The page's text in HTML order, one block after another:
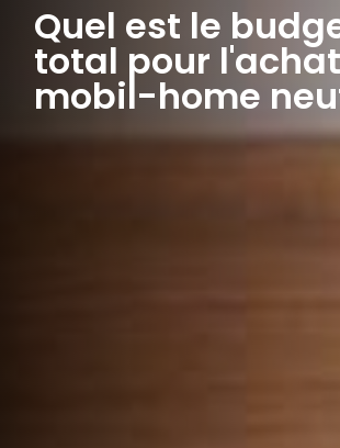
Quel est le
total pour
mobil-home